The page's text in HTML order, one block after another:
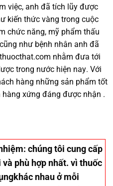
việc, anh đã tích lũy được
kiến thức vàng trong cuộc
chức năng, mỹ phẩm thấu
cũng như bệnh nhân anh đã
nhằm đưa tới
trong nước hiện nay. Với
hàng những sản phẩm tốt
xứng đáng được nhận .
: chúng tôi cung cấp
phù hợp nhất. vì thuốc
nhau ở mỗi